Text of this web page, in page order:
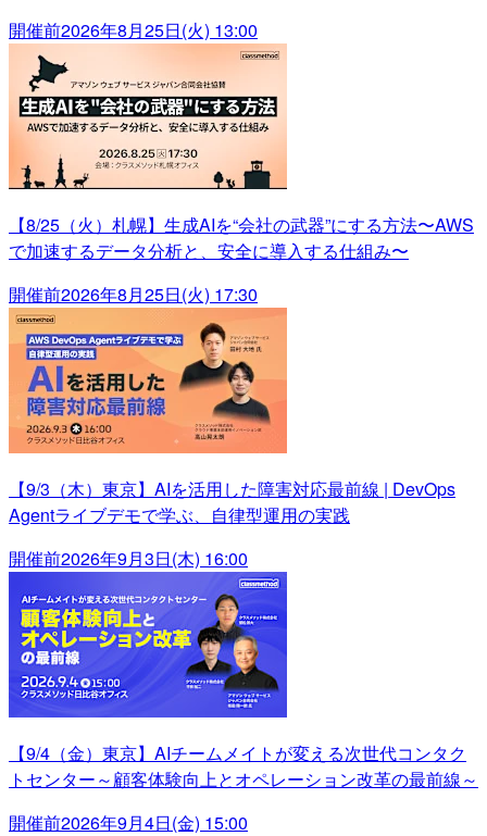
開催前2026年8月25日(火) 13:00
【8/25（火）札幌】生成AIを“会社の武器”にする方法〜AWS
で加速するデータ分析と、安全に導入する仕組み〜
開催前2026年8月25日(火) 17:30
【9/3（木）東京】AIを活用した障害対応最前線 | DevOps
Agentライブデモで学ぶ、自律型運用の実践
開催前2026年9月3日(木) 16:00
【9/4（金）東京】AIチームメイトが変える次世代コンタク
トセンター～顧客体験向上とオペレーション改革の最前線～
開催前2026年9月4日(金) 15:00